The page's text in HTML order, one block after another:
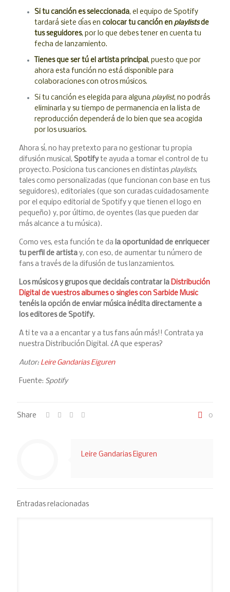
Si tu canción es seleccionada, el equipo de Spotify
tardará siete días en colocar tu canción en playlistsde
tus seguidores, por lo que debes tener en cuenta tu
fecha de lanzamiento.
Tienes que ser tú el artista principal, puesto que por
ahora esta función no está disponible para
colaboraciones con otros músicos.
Si tu canción es elegida para alguna playlist, no podrás
eliminarla y su tiempo de permanencia en la lista de
reproducción dependerá de lo bien que sea acogida
por los usuarios.
Ahora sí, no hay pretexto para no gestionar tu propia
difusión musical, Spotifyte ayuda a tomar el control de tu
proyecto. Posiciona tus canciones en distintas playlists,
tales como personalizadas (que funcionan con base en tus
seguidores), editoriales (que son curadas cuidadosamente
por el equipo editorial de Spotify y que tienen el logo en
pequeño) y, por último, de oyentes (las que pueden dar
más alcance a tu música).
Como ves, esta función te da la oportunidad de enriquecer
tu perfil de artistay, con eso, de aumentar tu número de
fans a través de la difusión de tus lanzamientos.
Los músicos y grupos que decidaís contratar la Distribución
Digital de vuestros albumes o singles con Sarbide Music
tenéis la opción de enviar música inédita directamente a
los editores de Spotify.
A ti te va a a encantar y a tus fans aún más!! Contrata ya
nuestra Distribución Digital. ¿A que esperas?
Autor: Leire Gandarias Eiguren
Fuente: Spotify
Share 0
Leire Gandarias Eiguren
Entradas relacionadas